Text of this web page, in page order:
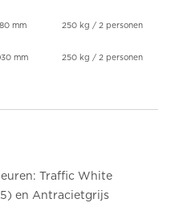
mm
mm
250 kg / 2 personen
250 kg / 2 personen
Traffic White
en Antracietgrijs